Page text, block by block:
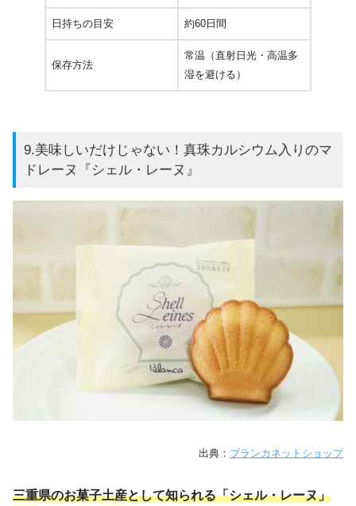
日持ちの目安 約60日間
保存方法
常温（直射日光・高温多
湿を避ける）
9.美味しいだけじゃない！真珠カルシウム入りのマ
ドレーヌ『シェル・レーヌ』
出典： ブランカネットショップ
三重県のお菓子土産として知られる「シェル・レーヌ」